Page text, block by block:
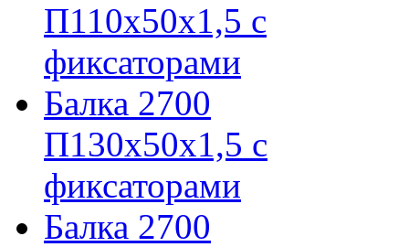
П110х50х1,5 с
фиксаторами
Балка 2700
П130х50х1,5 с
фиксаторами
Балка 2700